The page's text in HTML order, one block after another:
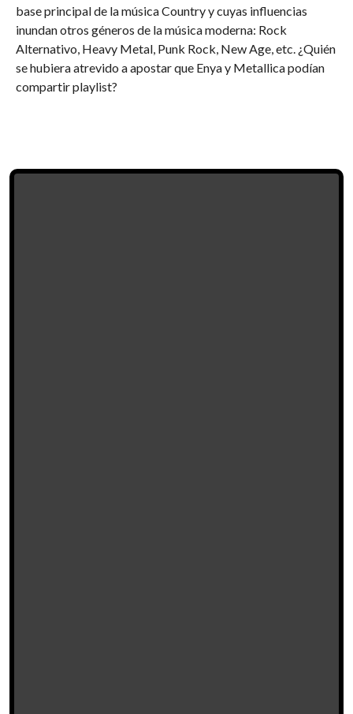
base principal de la música Country y cuyas influencias
inundan otros géneros de la música moderna: Rock
Alternativo, Heavy Metal, Punk Rock, New Age, etc. ¿Quién
se hubiera atrevido a apostar que Enya y Metallica podían
compartir playlist?